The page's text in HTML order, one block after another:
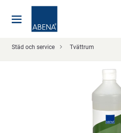
Städ och service Tvättrum